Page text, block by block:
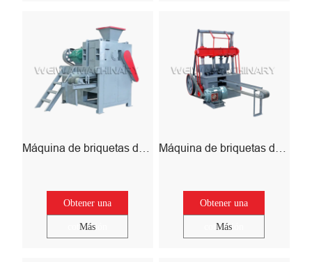
Obtener una
cotización
Más
Obtener una
cotización
Más